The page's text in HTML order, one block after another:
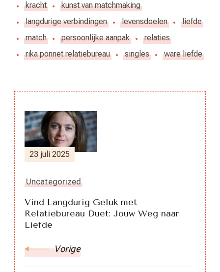
kracht
kunst van matchmaking
langdurige verbindingen
levensdoelen
liefde
match
persoonlijke aanpak
relaties
rika ponnet relatiebureau
singles ware liefde
Berichtnavigatie
23 juli 2025
Uncategorized
Vind Langdurig Geluk met
Relatiebureau Duet: Jouw Weg naar
Liefde
Vorige